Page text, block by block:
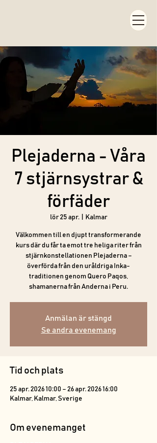
Plejaderna - Våra
7 stjärnsystrar &
förfäder
lör 25 apr.
  |
Kalmar
Välkommen till en djupt transformerande
kurs där du får ta emot tre heliga riter från
stjärnkonstellationen Plejaderna –
överförda från den uråldriga Inka-
traditionen genom Quero Paqos,
shamanerna från Anderna i Peru.
Anmälan är stängd
Se andra evenemang
Tid och plats
25 apr. 2026 10:00 – 26 apr. 2026 16:00
Kalmar, Kalmar, Sverige
Om evenemanget